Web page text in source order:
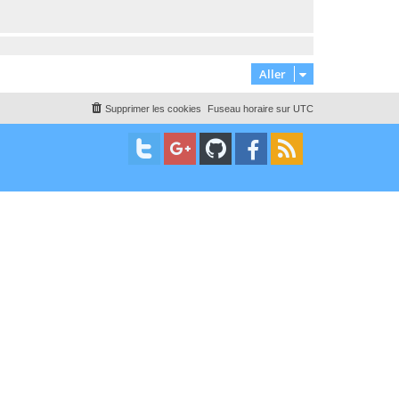
Aller
Fuseau horaire sur UTC
Supprimer les cookies